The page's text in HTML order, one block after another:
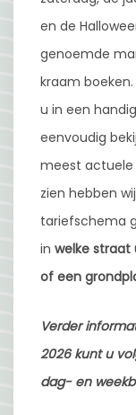
en de
genoemde
kraam
u in een
eenvoudig
meest actuele
zien hebben
tariefschema
in welke straat
of een
Verder
2026 kunt u
dag- en